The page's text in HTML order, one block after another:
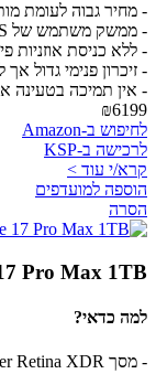
- מחיר גבוה לעומת
- ממשק משתמש של iOS עשוי לדרוש התרגלות
- ללא כניסת אוזניות
- זיכרון פנימי גדול
- אין תמיכה בטעינה
₪6199
לחיפוש ב-Amazon
לרכישה ב-KSP
קרא/י עוד >
הוספה למועדפים
הסרה
Pro Max 1TB
למה כדאי?